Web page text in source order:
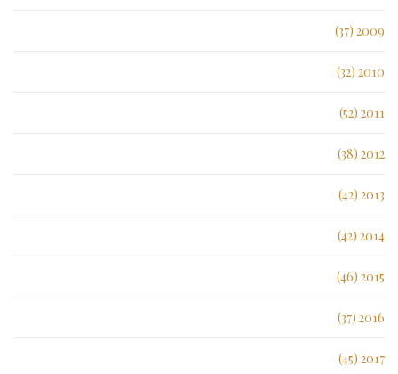
2009 (37)
2010 (32)
2011 (52)
2012 (38)
2013 (42)
2014 (42)
2015 (46)
2016 (37)
2017 (45)